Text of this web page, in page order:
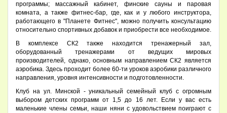
программы; массажный кабинет, финские сауны и паровая
комната, а также фитнес-бар, где, как и у любого инструктора,
работающего в "Планете Фитнес", можно получить консультацию
относительно спортивных добавок и приобрести все необходимое.
В комплексе СК2 также находится тренажерный зал,
оборудованный тренажерами от ведущих мировых
производителей, однако, основным направлением СК2 является
аэробика. Здесь проходит более 60-ти уроков аэробики различного
направления, уровня интенсивности и подготовленности.
Клуб на ул. Минской - уникальный семейный клуб с огромным
выбором детских программ от 1,5 до 16 лет. Если у вас есть
маленькие члены семьи, наши няни с удовольствием поиграют с